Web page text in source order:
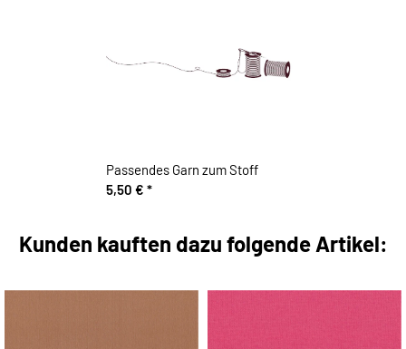
Passendes Garn zum Stoff
5,50 € *
Kunden kauften dazu folgende Artikel: